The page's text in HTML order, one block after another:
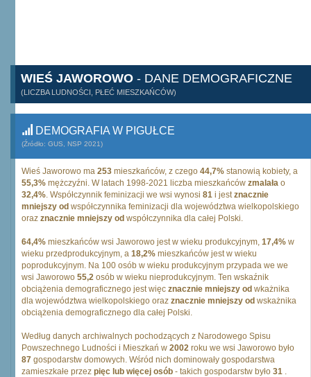
WIEŚ JAWOROWO - DANE DEMOGRAFICZNE
(LICZBA LUDNOŚCI, PŁEĆ MIESZKAŃCÓW)
DEMOGRAFIA W PIGUŁCE
(Źródło: GUS, NSP 2021)
Wieś Jaworowo ma 253 mieszkańców, z czego 44,7% stanowią kobiety, a
55,3% mężczyźni. W latach 1998-2021 liczba mieszkańców zmalała o
32,4%. Współczynnik feminizacji we wsi wynosi 81 i jestznacznie
mniejszy od współczynnika feminizacji dla województwa wielkopolskiego
oraz znacznie mniejszy od współczynnika dla całej Polski.
64,4% mieszkańców wsi Jaworowo jest w wieku produkcyjnym, 17,4% w
wieku przedprodukcyjnym, a 18,2% mieszkańców jest w wieku
poprodukcyjnym. Na 100 osób w wieku produkcyjnym przypada we we
wsi Jaworowo 55,2 osób w wieku nieprodukcyjnym. Ten wskaźnik
obciążenia demograficznego jest więc znacznie mniejszy od wkażnika
dla województwa wielkopolskiego oraz znacznie mniejszy od wskażnika
obciążenia demograficznego dla całej Polski.
Według danych archiwalnych pochodzących z Narodowego Spisu
Powszechnego Ludności i Mieszkań w 2002 roku we wsi Jaworowo było
87 gospodarstw domowych. Wśród nich dominowały gospodarstwa
zamieszkałe przez pięc lub więcej osób - takich gospodarstw było 31 .